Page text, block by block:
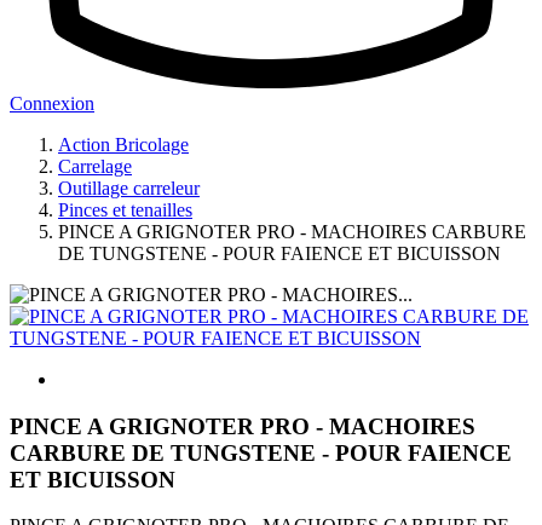
Connexion
Action Bricolage
Carrelage
Outillage carreleur
Pinces et tenailles
PINCE A GRIGNOTER PRO - MACHOIRES CARBURE
DE TUNGSTENE - POUR FAIENCE ET BICUISSON
PINCE A GRIGNOTER PRO - MACHOIRES
CARBURE DE TUNGSTENE - POUR FAIENCE
ET BICUISSON